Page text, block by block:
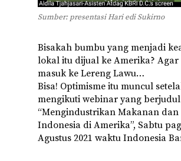
Sumber: presentasi Hari edi Sukirno
Bisakah bumbu yang menjadi
lokal itu dijual ke Amerika? Agar
masuk ke Lereng Lawu…
Bisa! Optimisme itu muncul
mengikuti webinar yang berjudul
“Mengindustrikan Makanan dan
Indonesia di Amerika”, Sabtu
Agustus 2021 waktu Indonesia